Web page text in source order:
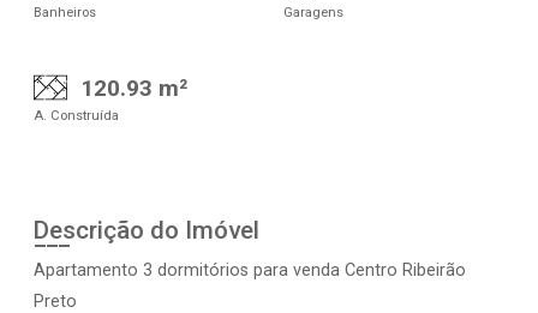
Banheiros Garagens
120.93 m²
A. Construída
Descrição do Imóvel
Apartamento 3 dormitórios para venda Centro Ribeirão
Preto